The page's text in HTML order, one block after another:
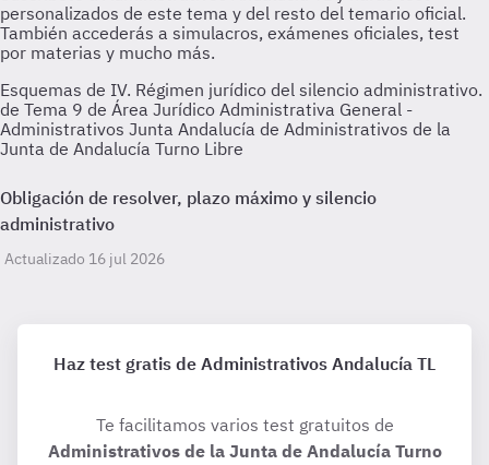
Esquemas de IV. Régimen jurídico del silencio administrativo.
de Tema 9 de Área Jurídico Administrativa General -
Administrativos Junta Andalucía de Administrativos de la
Junta de Andalucía Turno Libre
Obligación de resolver, plazo máximo y silencio
administrativo
Actualizado 16 jul 2026
Haz test gratis de Administrativos Andalucía TL
Te facilitamos varios test gratuitos de
Administrativos de la Junta de Andalucía Turno